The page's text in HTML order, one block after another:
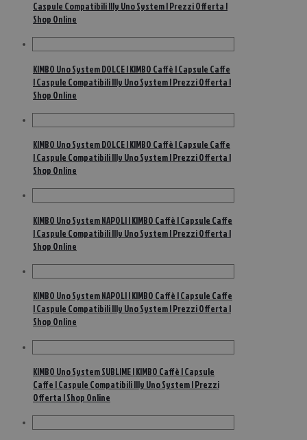
Caspule Compatibili Illy Uno System | Prezzi Offerta |
Shop Online
KIMBO Uno System DOLCE | KIMBO Caffè | Capsule Caffe
| Caspule Compatibili Illy Uno System | Prezzi Offerta |
Shop Online
KIMBO Uno System DOLCE | KIMBO Caffè | Capsule Caffe
| Caspule Compatibili Illy Uno System | Prezzi Offerta |
Shop Online
KIMBO Uno System NAPOLI | KIMBO Caffè | Capsule Caffe
| Caspule Compatibili Illy Uno System | Prezzi Offerta |
Shop Online
KIMBO Uno System NAPOLI | KIMBO Caffè | Capsule Caffe
| Caspule Compatibili Illy Uno System | Prezzi Offerta |
Shop Online
KIMBO Uno System SUBLIME | KIMBO Caffè | Capsule
Caffe | Caspule Compatibili Illy Uno System | Prezzi
Offerta | Shop Online